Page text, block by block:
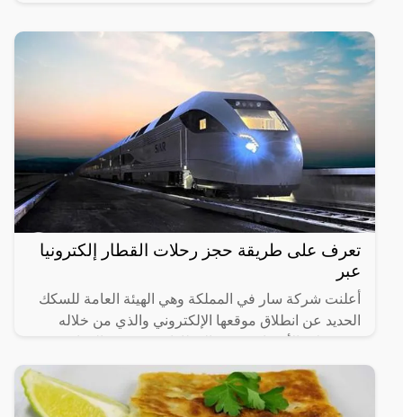
تعرف على طريقة حجز رحلات القطار إلكترونيا
عبر
أعلنت شركة سار في المملكة وهي الهيئة العامة للسكك
الحديد عن انطلاق موقعها الإلكتروني والذي من خلاله
المختلفة لها،